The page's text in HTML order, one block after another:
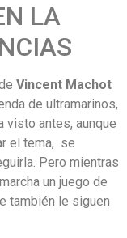
LA
Vincent Machot
de ultramarinos,
visto antes, aunque
el tema, se
Pero mientras
un juego de
también le siguen